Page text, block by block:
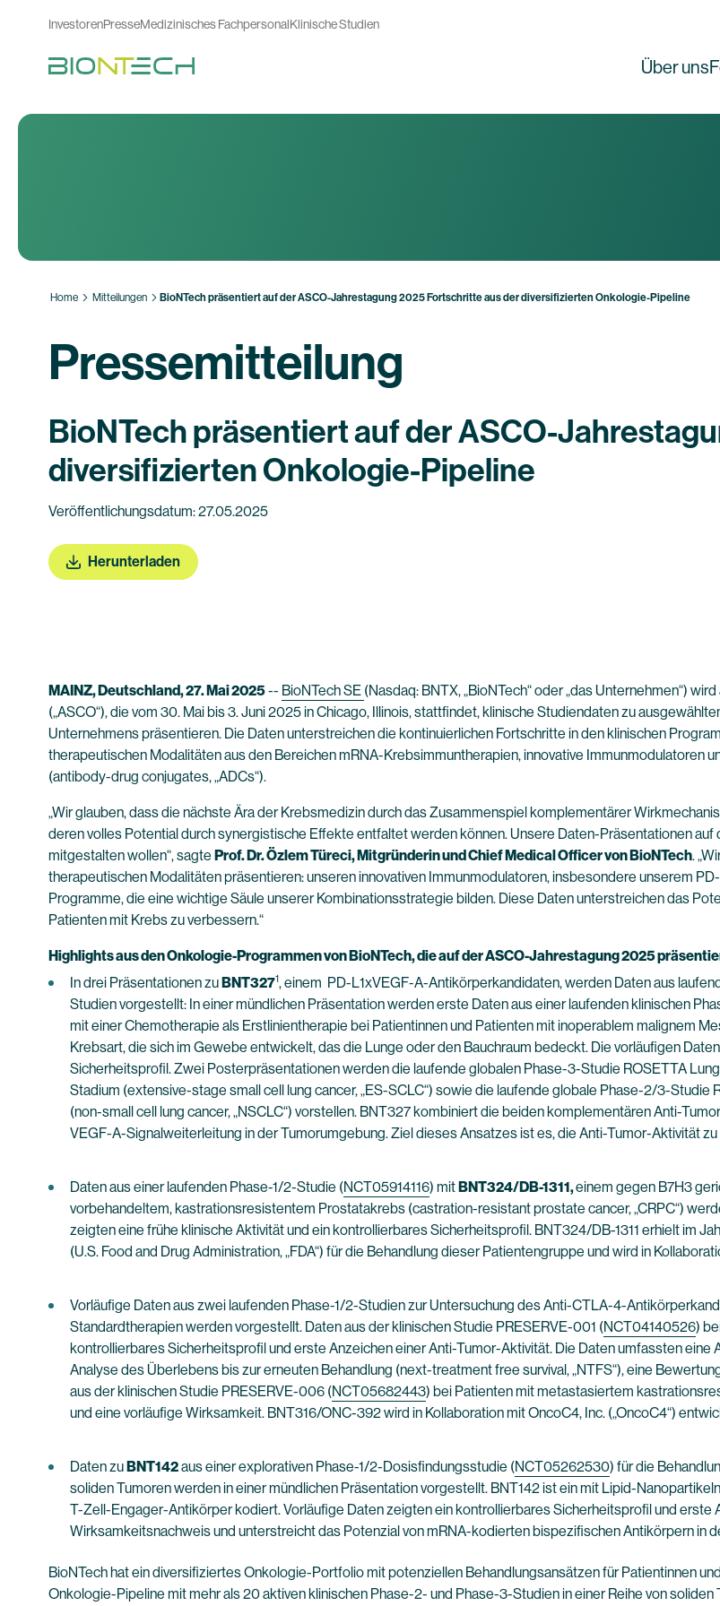
InvestorenPresseMedizinisches FachpersonalKlinische Studien
Über uns
Home Mitteilungen BioNTech präsentiert auf der ASCO-Jahrestagung 2025 Fortschritte aus der diversifizierten Onkologie-Pipeline
Pressemitteilung
BioNTech präsentiert auf der ASCO-
diversifizierten Onkologie-Pipeline
Veröffentlichungsdatum: 27.05.2025
Herunterladen
MAINZ, Deutschland, 27. Mai 2025-- BioNTech SE (Nasdaq: BNTX, „BioNTech“ oder „das Unternehmen“)
(„ASCO“), die vom 30. Mai bis 3. Juni 2025 in Chicago, Illinois, stattfindet, klinische Studiendaten zu
Unternehmens präsentieren. Die Daten unterstreichen die kontinuierlichen Fortschritte in den klinischen
therapeutischen Modalitäten aus den Bereichen mRNA-Krebsimmuntherapien, innovative Immunmodulatoren
(antibody-drug conjugates, „ADCs“).
„Wir glauben, dass die nächste Ära der Krebsmedizin durch das Zusammenspiel komplementärer
deren volles Potential durch synergistische Effekte entfaltet werden können. Unsere Daten-Präsentationen
mitgestalten wollen“, sagte Prof. Dr. Özlem Türeci, Mitgründerin und Chief Medical Officer von BioNTech.
therapeutischen Modalitäten präsentieren: unseren innovativen Immunmodulatoren, insbesondere unserem
Programme, die eine wichtige Säule unserer Kombinationsstrategie bilden. Diese Daten unterstreichen das
Patienten mit Krebs zu verbessern.“
Highlights aus den Onkologie-Programmen von BioNTech, die auf der ASCO-Jahrestagung 2025
In drei Präsentationen zuBNT3271, einem PD-L1xVEGF-A-Antikörperkandidaten, werden Daten aus
Studien vorgestellt: In einer mündlichen Präsentation werden erste Daten aus einer laufenden klinischen
mit einer Chemotherapie als Erstlinientherapie bei Patientinnen und Patienten mit inoperablem malignem
Krebsart, die sich im Gewebe entwickelt, das die Lunge oder den Bauchraum bedeckt. Die vorläufigen
Sicherheitsprofil. Zwei Posterpräsentationen werden die laufende globalen Phase-3-Studie ROSETTA
Stadium (extensive-stage small cell lung cancer, „ES-SCLC“) sowie die laufende globale Phase-2/3-Studie
(non-small cell lung cancer, „NSCLC“) vorstellen. BNT327 kombiniert die beiden komplementären Anti-
VEGF-A-Signalweiterleitung in der Tumorumgebung. Ziel dieses Ansatzes ist es, die Anti-Tumor-Aktivität
Daten aus einer laufenden Phase-1/2-Studie (NCT05914116) mitBNT324/DB-1311,einem gegen B7H3
vorbehandeltem, kastrationsresistentem Prostatakrebs (castration-resistant prostate cancer, „CRPC“)
zeigten eine frühe klinische Aktivität und ein kontrollierbares Sicherheitsprofil. BNT324/DB-1311 erhielt im
(U.S. Food and Drug Administration, „FDA“) für die Behandlung dieser Patientengruppe und wird in
Vorläufige Daten aus zwei laufenden Phase-1/2-Studien zur Untersuchung des Anti-CTLA-4-
Standardtherapien werden vorgestellt. Daten aus der klinischen Studie PRESERVE-001 (NCT04140526)
kontrollierbares Sicherheitsprofil und erste Anzeichen einer Anti-Tumor-Aktivität. Die Daten umfassten eine
Analyse des Überlebens bis zur erneuten Behandlung (next-treatment free survival, „NTFS“), eine
aus der klinischen Studie PRESERVE-006 (NCT05682443) bei Patienten mit metastasiertem
und eine vorläufige Wirksamkeit. BNT316/ONC-392 wird in Kollaboration mit OncoC4, Inc. („OncoC4“)
Daten zuBNT142aus einer explorativen Phase-1/2-Dosisfindungsstudie (NCT05262530) für die
soliden Tumoren werden in einer mündlichen Präsentation vorgestellt. BNT142 ist ein mit Lipid-
T-Zell-Engager-Antikörper kodiert. Vorläufige Daten zeigten ein kontrollierbares Sicherheitsprofil und
Wirksamkeitsnachweis und unterstreicht das Potenzial von mRNA-kodierten bispezifischen Antikörpern in
BioNTech hat ein diversifiziertes Onkologie-Portfolio mit potenziellen Behandlungsansätzen für Patientinnen
Onkologie-Pipeline mit mehr als 20 aktiven klinischen Phase-2- und Phase-3-Studien in einer Reihe von